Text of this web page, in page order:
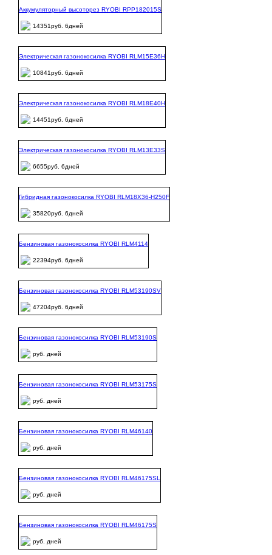
Аккумуляторный высоторез RYOBI RPP182015S
14351руб. 6дней
Электрическая газонокосилка RYOBI RLM15E36H
10841руб. 6дней
Электрическая газонокосилка RYOBI RLM18E40H
14451руб. 6дней
Электрическая газонокосилка RYOBI RLM13E33S
6655руб. 6дней
Гибридная газонокосилка RYOBI RLM18X36-H250F
35820руб. 6дней
Бензиновая газонокосилка RYOBI RLM4114
22394руб. 6дней
Бензиновая газонокосилка RYOBI RLM53190SV
47204руб. 6дней
Бензиновая газонокосилка RYOBI RLM53190S
руб. дней
Бензиновая газонокосилка RYOBI RLM53175S
руб. дней
Бензиновая газонокосилка RYOBI RLM46140
руб. дней
Бензиновая газонокосилка RYOBI RLM46175SL
руб. дней
Бензиновая газонокосилка RYOBI RLM46175S
руб. дней